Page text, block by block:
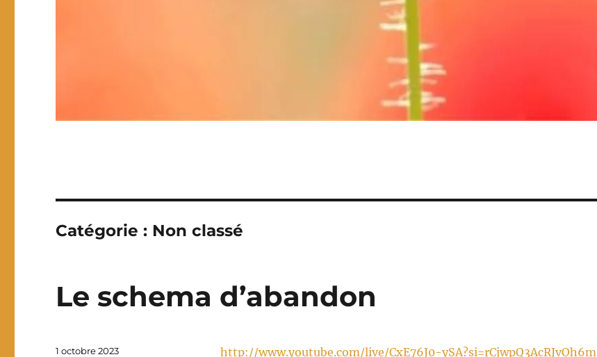
Catégorie : Non classé
Le schema d’abandon
http://www.youtube.com/live/CxE76J0-ySA?si=rCjwpQ3AcRJvOh6m
Publié
1 octobre 2023